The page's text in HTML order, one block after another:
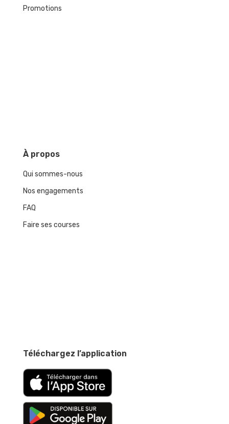
Promotions
Àpropos
Qui sommes-nous
Nos engagements
FAQ
Faire ses courses
Téléchargez l’application